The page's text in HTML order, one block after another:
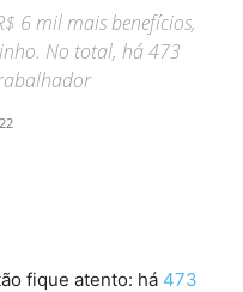
6 mil mais benefícios,
No total, há 473
fique atento: há 473